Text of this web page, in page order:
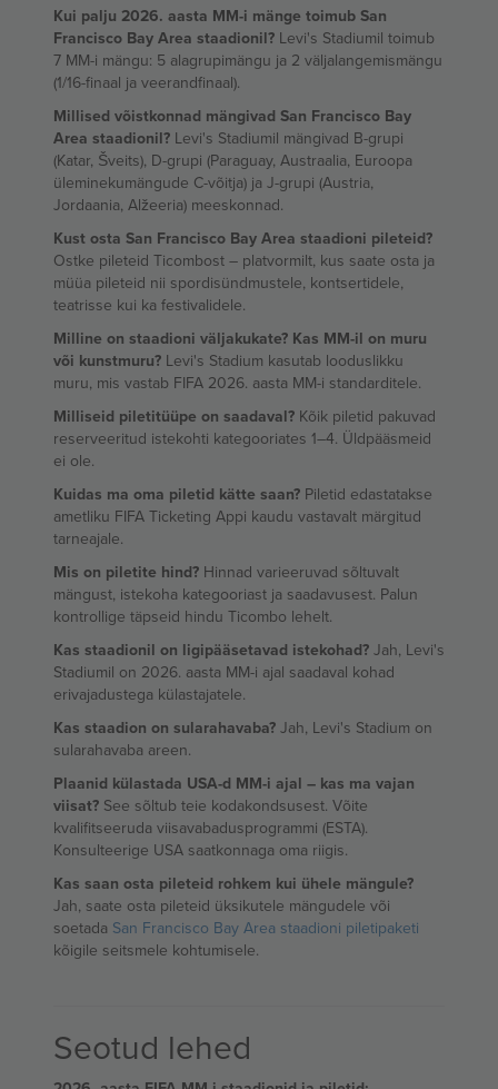
Kui palju 2026. aasta MM-i mänge toimub San
Francisco Bay Area staadionil? Levi's Stadiumil toimub
7 MM-i mängu: 5 alagrupimängu ja 2 väljalangemismängu
(1/16-finaal ja veerandfinaal).
Millised võistkonnad mängivad San Francisco Bay
Area staadionil? Levi's Stadiumil mängivad B-grupi
(Katar, Šveits), D-grupi (Paraguay, Austraalia, Euroopa
üleminekumängude C-võitja) ja J-grupi (Austria,
Jordaania, Alžeeria) meeskonnad.
Kust osta San Francisco Bay Area staadioni pileteid?
Ostke pileteid Ticombost – platvormilt, kus saate osta ja
müüa pileteid nii spordisündmustele, kontsertidele,
teatrisse kui ka festivalidele.
Milline on staadioni väljakukate? Kas MM-il on muru
või kunstmuru? Levi's Stadium kasutab looduslikku
muru, mis vastab FIFA 2026. aasta MM-i standarditele.
Milliseid piletitüüpe on saadaval? Kõik piletid pakuvad
reserveeritud istekohti kategooriates 1–4. Üldpääsmeid
ei ole.
Kuidas ma oma piletid kätte saan? Piletid edastatakse
ametliku FIFA Ticketing Appi kaudu vastavalt märgitud
tarneajale.
Mis on piletite hind? Hinnad varieeruvad sõltuvalt
mängust, istekoha kategooriast ja saadavusest. Palun
kontrollige täpseid hindu Ticombo lehelt.
Kas staadionil on ligipääsetavad istekohad? Jah, Levi's
Stadiumil on 2026. aasta MM-i ajal saadaval kohad
erivajadustega külastajatele.
Kas staadion on sularahavaba? Jah, Levi's Stadium on
sularahavaba areen.
Plaanid külastada USA-d MM-i ajal – kas ma vajan
viisat? See sõltub teie kodakondsusest. Võite
kvalifitseeruda viisavabadusprogrammi (ESTA).
Konsulteerige USA saatkonnaga oma riigis.
Kas saan osta pileteid rohkem kui ühele mängule?
Jah, saate osta pileteid üksikutele mängudele või
soetada San Francisco Bay Area staadioni piletipaketi
kõigile seitsmele kohtumisele.
Seotud lehed